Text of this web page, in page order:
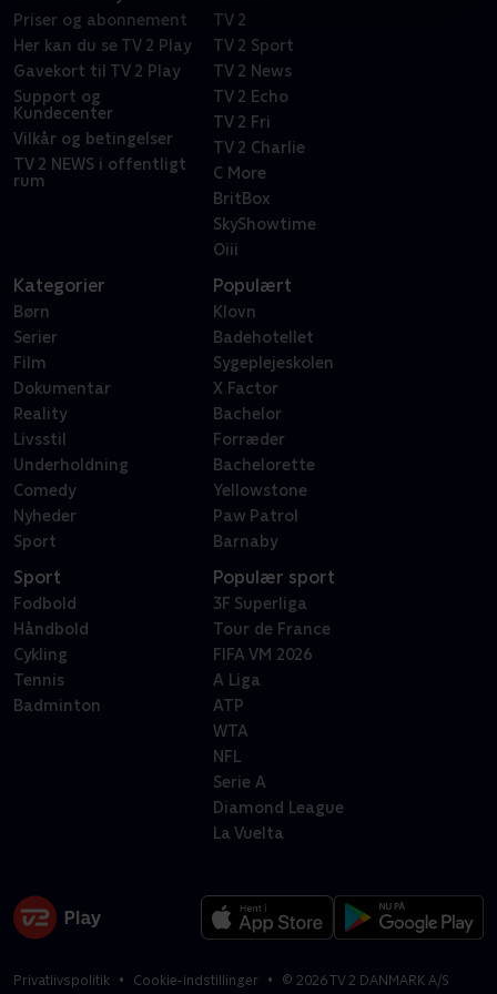
Priser og abonnement
Her kan du se TV 2 Play
Gavekort til TV 2 Play
Support og
Kundecenter
Vilkår og betingelser
TV 2 NEWS i offentligt
rum
TV 2
TV 2 Sport
TV 2 News
TV 2 Echo
TV 2 Fri
TV 2 Charlie
C More
BritBox
SkyShowtime
Oiii
Kategorier
Børn
Serier
Film
Dokumentar
Reality
Livsstil
Underholdning
Comedy
Nyheder
Sport
Populært
Klovn
Badehotellet
Sygeplejeskolen
X Factor
Bachelor
Forræder
Bachelorette
Yellowstone
Paw Patrol
Barnaby
Sport
Fodbold
Håndbold
Cykling
Tennis
Badminton
Populær sport
3F Superliga
Tour de France
FIFA VM 2026
A Liga
ATP
WTA
NFL
Serie A
Diamond League
La Vuelta
Privatlivspolitik Cookie-indstillinger © 2026TV 2 DANMARK A/S